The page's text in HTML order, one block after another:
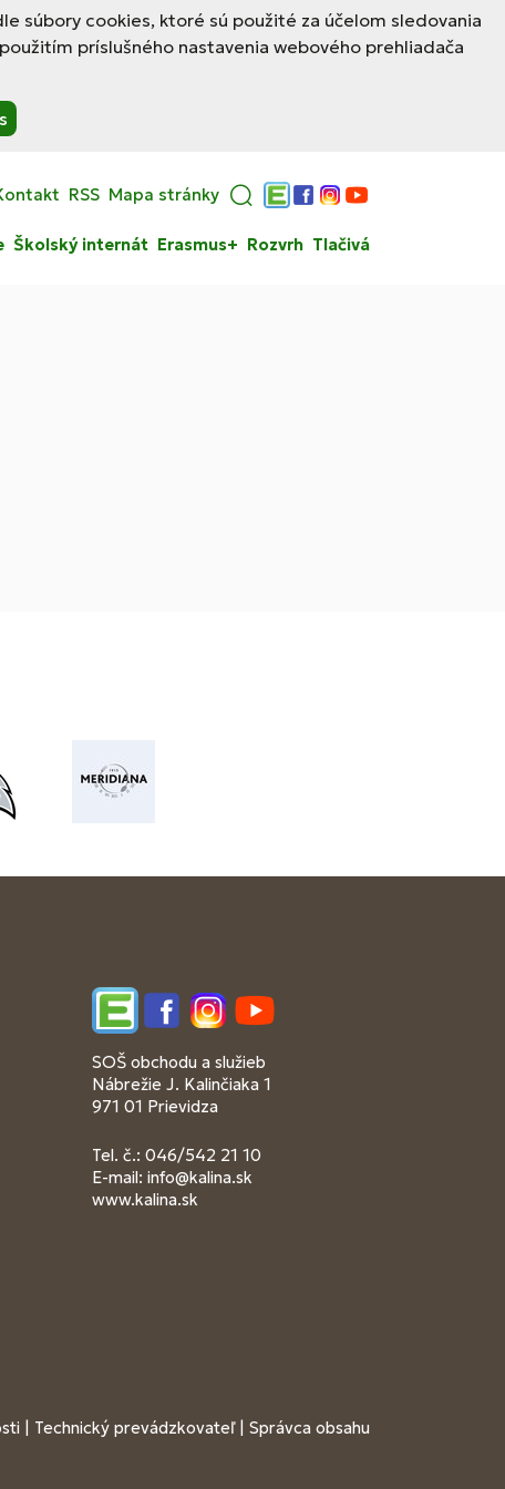
súbory cookies, ktoré sú použité za účelom sledovania
príslušného nastavenia webového prehliadača
RSS Mapa stránky
Edupage
Facebook
Instagram
YouTube
Školský internát Erasmus+ Rozvrh Tlačivá
EdupageFacebookInstagramYouTube
SOŠ obchodu a služieb
Nábrežie J. Kalinčiaka 1
971 01 Prievidza
Tel. č.: 046/542 21 10
E-mail: info@kalina.sk
www.kalina.sk
| Technický prevádzkovateľ| Správca obsahu